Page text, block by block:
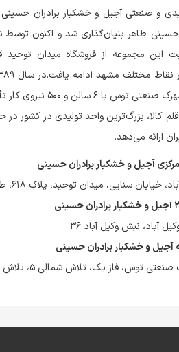
طاهر بنیان‌گذاری شد و اکنون توسط
این مجموعه از فروشگاه میدان توحید
مترمربع در شهرک
با تولید ۹۲۵ قلم کالا، بزرگ‌ترین واحد تولیدی در
ارائه می‌دهد.
آجیل و خشکبار برادران حسینی
سنایی، میدان توحید، پلاک ۶۱۸، طبقه همکف
آباد، نبش وکیل آباد ۳۶
آجیل و خشکبار برادران حسینی
فاز یک، تلاش شمالی ۵، تلاش شمالی ۵.۲، پلاک ۲۶۳